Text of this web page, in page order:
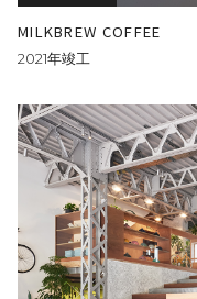
MILKBREW COFFEE
2021年竣工